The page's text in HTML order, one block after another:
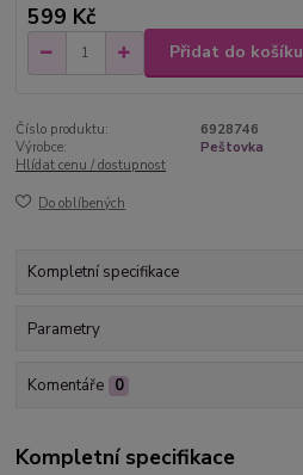
599 Kč
Přidat do košíku
Číslo produktu:
6928746
Výrobce:
Peštovka
Hlídat cenu / dostupnost
Do oblíbených
Kompletní specifikace
Parametry
Komentáře 0
Kompletní specifikace